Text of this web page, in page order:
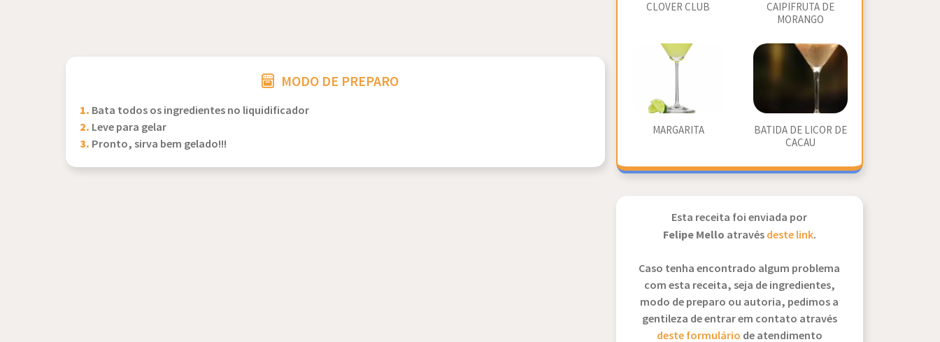
MODO DE PREPARO
1. Bata todos os ingredientes no liquidificador
2. Leve para gelar
3. Pronto, sirva bem gelado!!!
CLOVER CLUB
CAIPIFRUTA DE
MORANGO
MARGARITA
BATIDA DE LICOR DE
CACAU
Esta receita foi enviada por
Felipe Mello atravésdeste link.
Caso tenha encontrado algum problema
com esta receita, seja de ingredientes,
modo de preparo ou autoria, pedimos a
gentileza de entrar em contato através
deste formulário de atendimento